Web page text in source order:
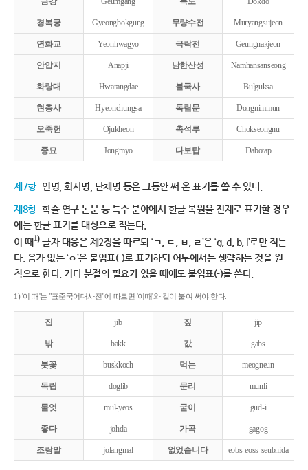
경복궁 Gyeongbokgung 무량수전 Muryangsujeon
연화교 Yeonhwagyo 극락전 Geungnakjeon
안압지 Anapji 남한산성 Namhansanseong
화랑대 Hwarangdae 불국사 Bulguksa
현충사 Hyeonchungsa 독립문 Dongnimmun
오죽헌 Ojukheon 촉석루 Chokseongnu
종묘 Jongmyo 다보탑 Dabotap
제7항 인명, 회사명, 단체명 등은 그동안 써 온 표기를 쓸 수 있다.
제8항 학술 연구 논문 등 특수 분야에서 한글 복원을 전제로 표기할 경우
에는 한글 표기를 대상으로 적는다.
이 때1)글자 대응은 제2장을 따르되 ‘ㄱ, ㄷ, ㅂ, ㄹ’은 ‘g, d, b, l’로만 적는
다. 음가 없는 ‘ㅇ’은 붙임표(-)로 표기하되 어두에서는 생략하는 것을 원
칙으로 한다. 기타 분절의 필요가 있을 때에도 붙임표(-)를 쓴다.
1) '이 때'는 "표준국어대사전"에 따르면 '이때'와 같이 붙여 써야 한다.
집 jib 짚 jip
밖 bakk 값 gabs
붓꽃 buskkoch 먹는 meogneun
독립 doglib 문리 munli
물엿 mul-yeos 굳이 gud-i
좋다 johda 가곡 gagog
조랑말 jolangmal 없었습니다 eobs-eoss-seubnida